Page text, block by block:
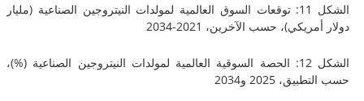
الشكل 11: توقعات السوق العالمية لمولدات النيتروجين الصناعية (مليار
حسب الآخرين، 2021-2034
الشكل 12: الحصة السوقية العالمية لمولدات النيتروجين الصناعية (%)،
2025 و2034